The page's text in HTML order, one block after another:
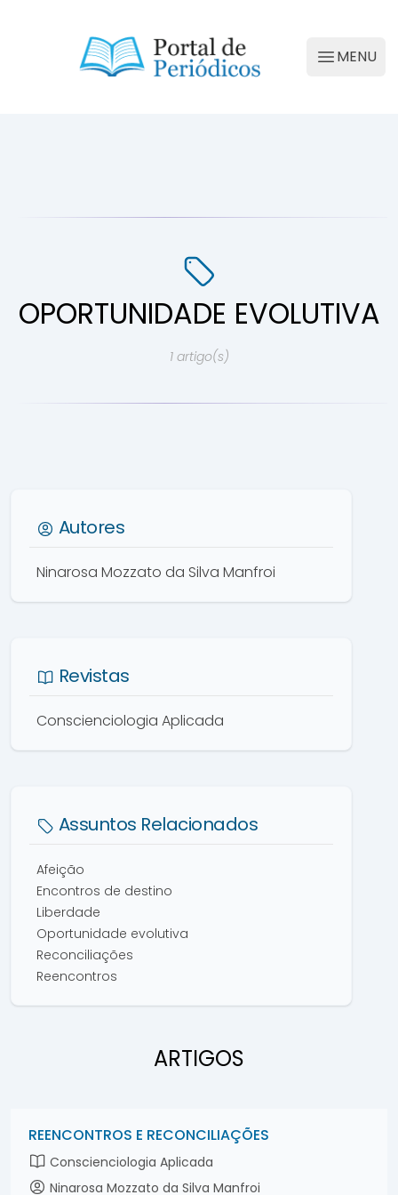
Portal de Periódicos da Conscienciologia
Abrir
MENU
OPORTUNIDADE EVOLUTIVA
1 artigo(s)
Autores
Ninarosa Mozzato da Silva Manfroi
Revistas
Conscienciologia Aplicada
Assuntos Relacionados
Afeição
Encontros de destino
Liberdade
Oportunidade evolutiva
Reconciliações
Reencontros
ARTIGOS
REENCONTROS E RECONCILIAÇÕES
Conscienciologia Aplicada
Ninarosa Mozzato da Silva Manfroi